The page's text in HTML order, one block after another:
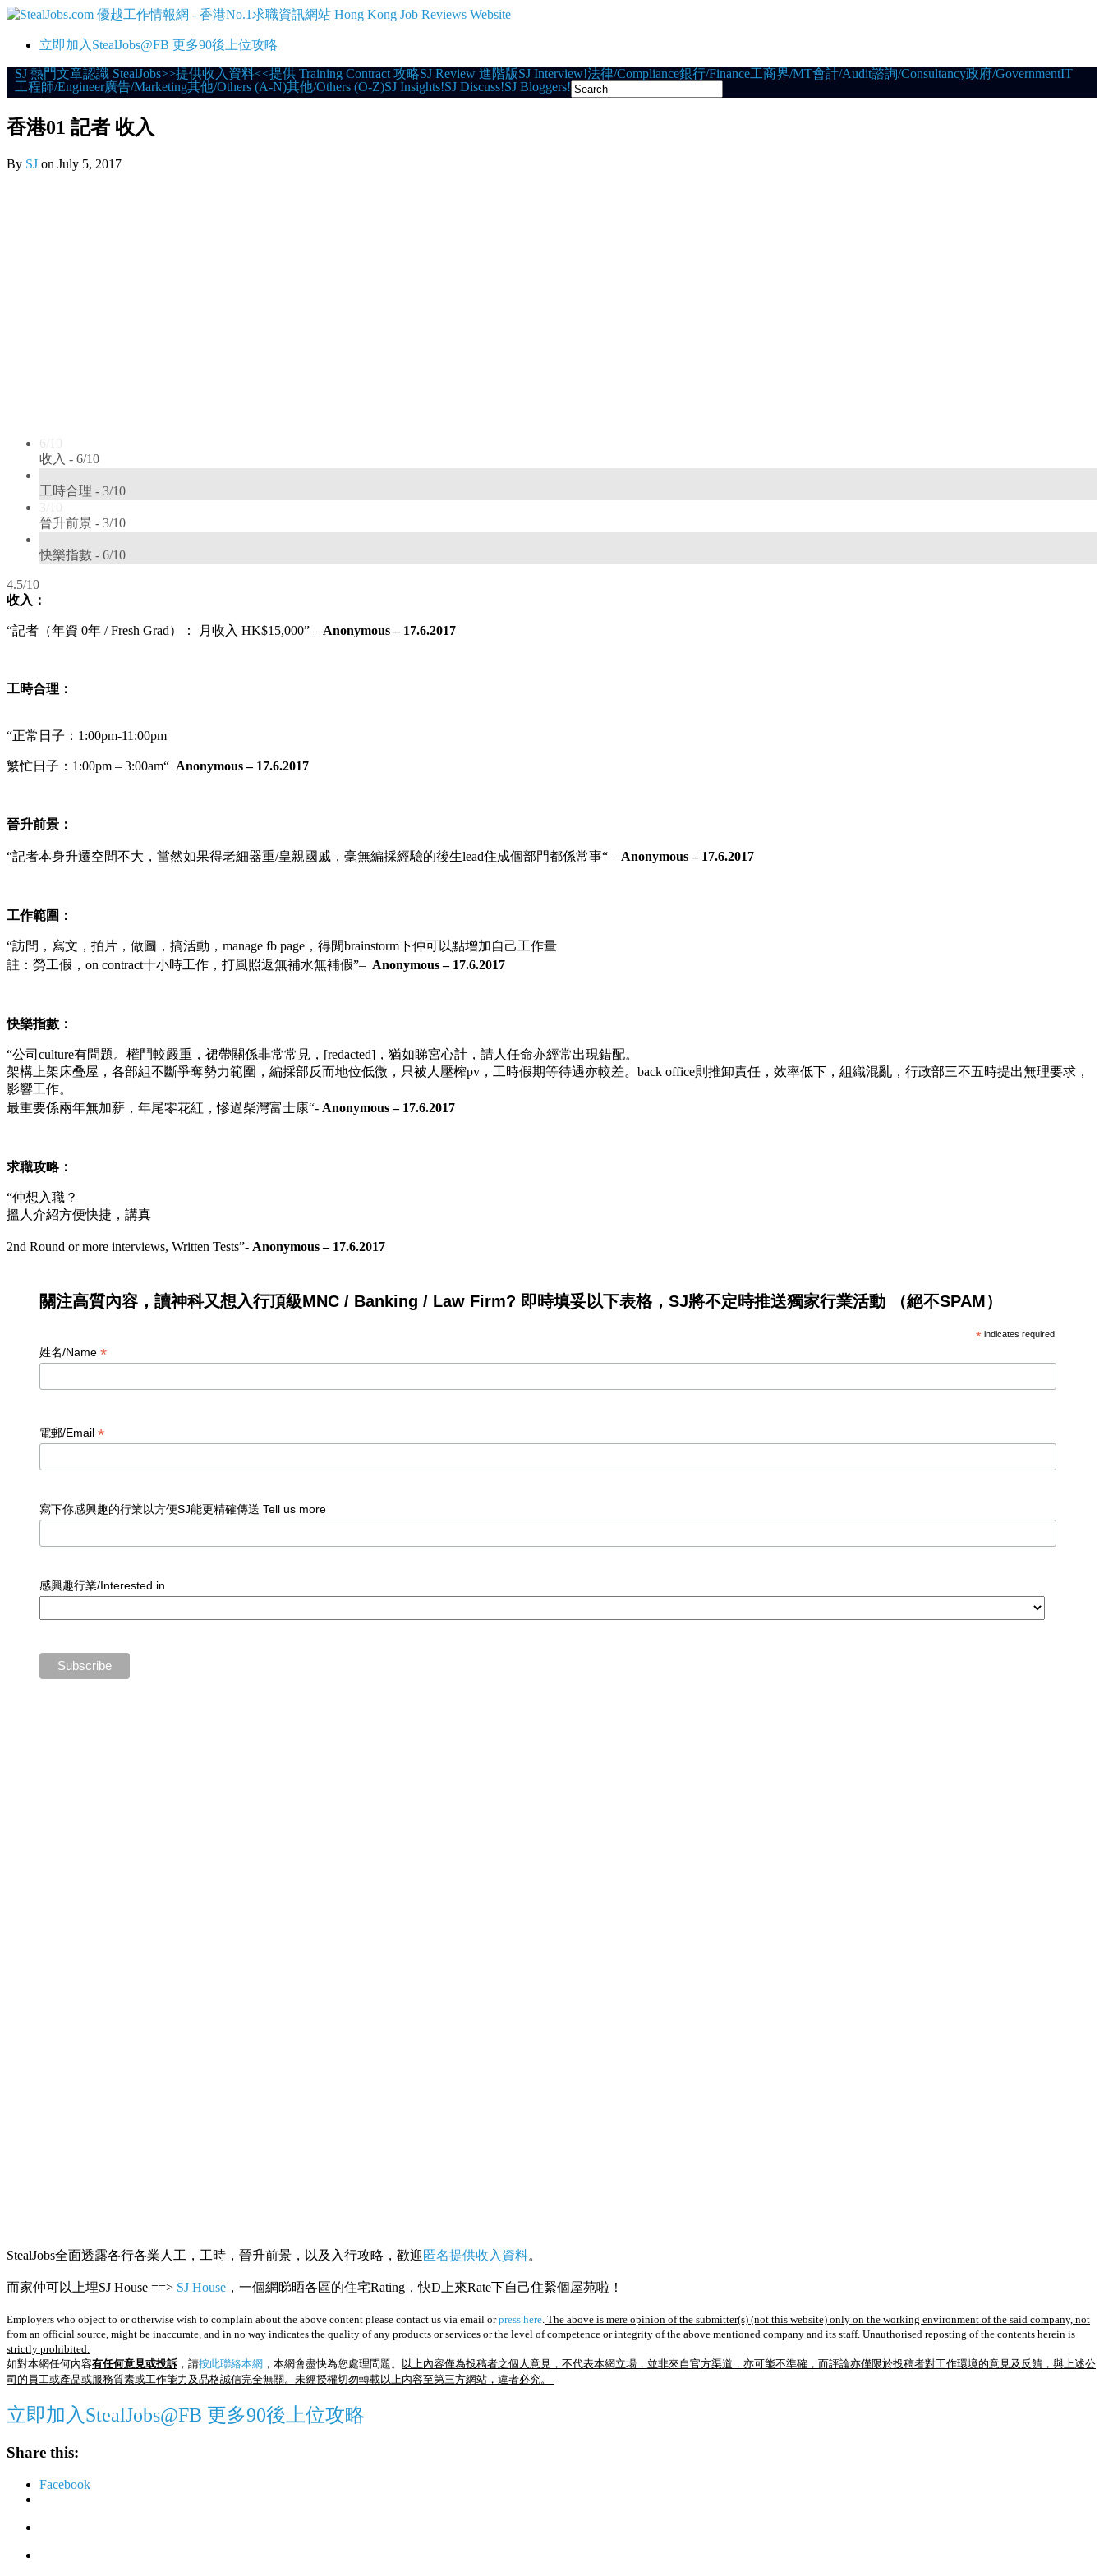
立即加入StealJobs@FB 更多90後上位攻略
Skip
to
SJ 熱門文章認識 StealJobs>>提供收入資料<<提供 Training Contract 攻略SJ Review 進階版SJ Interview!法律/Compliance銀行/Finance工商界/MT會計/Audit諮詢/Consultancy政府/GovernmentIT
工程師/Engineer廣告/Marketing其他/Others (A-N)其他/Others (O-Z)SJ Insights!SJ Discuss!SJ Bloggers!
香港01 記者 收入
By SJ on July 5, 2017
6/10
收入 - 6/10
工時合理 - 3/10
3/10
晉升前景 - 3/10
快樂指數 - 6/10
4.5/10
收入：
“記者（年資 0年 / Fresh Grad）： 月收入 HK$15,000” – Anonymous– 17.6.2017
工時合理：
“正常日子： 1:00pm-11:00pm
繁忙日子： 1:00pm – 3:00am“ Anonymous – 17.6.2017
晉升前景：
“記者本身升遷空間不大，當然如果得老細器重/皇親國戚，毫無編採經驗的後生lead住成個部門都係常事“– Anonymous – 17.6.2017
工作範圍：
“訪問，寫文，拍片，做圖，搞活動，manage fb page，得閒brainstorm下仲可以點增加自己工作量
註：勞工假，on contract十小時工作，打風照返無補水無補假”– Anonymous – 17.6.2017
快樂指數：
“公司culture有問題。權鬥較嚴重，裙帶關係非常常見，[redacted]，猶如睇宮心計，請人任命亦經常出現錯配。
架構上架床叠屋，各部組不斷爭奪勢力範圍，編採部反而地位低微，只被人壓榨pv，工時假期等待遇亦較差。back office則推卸責任，效率低下，組織混亂，行政部三不五時提出無理要求，
影響工作。
最重要係兩年無加薪，年尾零花紅，慘過柴灣富士康“- Anonymous – 17.6.2017
求職攻略：
“仲想入職？
搵人介紹方便快捷，講真
2nd Round or more interviews, Written Tests”- Anonymous – 17.6.2017
關注高質內容，讀神科又想入行頂級MNC / Banking / Law Firm? 即時填妥以下表格，SJ將不定時推送獨家行業活動 （絕不SPAM）
* indicates required
姓名/Name *
電郵/Email *
寫下你感興趣的行業以方便SJ能更精確傳送 Tell us more
感興趣行業/Interested in
StealJobs全面透露各行各業人工，工時，晉升前景，以及入行攻略，歡迎 匿名提供收入資料。
而家仲可以上埋SJ House ==> SJ House ，一個網睇晒各區的住宅Rating，快D上來Rate下自己住緊個屋苑啦！
Employers who object to or otherwise wish to complain about the above content please contact us via email orpress here. The above is mere opinion of the submitter(s) (not this website) only on the working environment of the said company, not
from an official source, might be inaccurate, and in no way indicates the quality of any products or services or the level of competence or integrity of the above mentioned company and its staff. Unauthorised reposting of the contents herein is
strictly prohibited.
如對本網任何內容有任何意見或投訴 ，請按此聯絡本網 ，本網會盡快為您處理問題。
以上內容僅為投稿者之個人意見，不代表本網立場，並非來自官方渠道，亦可能不準確，而評論亦僅限於投稿者對工作環境的意見及反饋，與上述公
司的員工或產品或服務質素或工作能力及品格誠信完全無關。未經授權切勿轉載以上內容至第三方網站，違者必究。
立即加入StealJobs@FB 更多90後上位攻略
Share this:
Facebook